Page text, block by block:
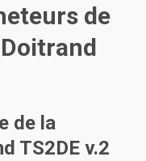
de
de la
TS2DE v.2